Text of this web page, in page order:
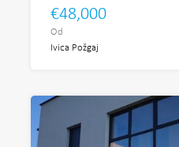
€48,000
Od
Ivica Požgaj